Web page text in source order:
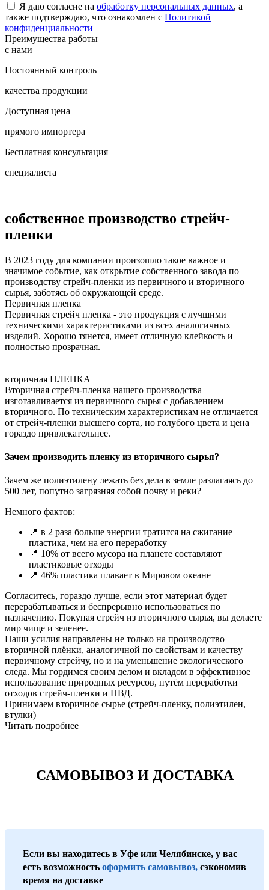
Я даю согласие на обработку персональных данных, а
также подтверждаю, что ознакомлен с Политикой
конфиденциальности
Преимущества работы
с нами
Постоянный контроль
качества продукции
Доступная цена
прямого импортера
Бесплатная консультация
специалиста
собственное производство стрейч-
пленки
В 2023 году для компании произошло такое важное и
значимое событие, как открытие собственного завода по
производству стрейч-пленки из первичного и вторичного
сырья, заботясь об окружающей среде.
Первичная пленка
Первичная стрейч пленка - это продукция с лучшими
техническими характеристиками из всех аналогичных
изделий. Хорошо тянется, имеет отличную клейкость и
полностью прозрачная.
вторичная ПЛЕНКА
Вторичная стрейч-пленка нашего производства
изготавливается из первичного сырья с добавлением
вторичного. По техническим характеристикам не отличается
от стрейч-пленки высшего сорта, но голубого цвета и цена
гораздо привлекательнее.
Зачем производить пленку из вторичного сырья?
Зачем же полиэтилену лежать без дела в земле разлагаясь до
500 лет, попутно загрязняя собой почву и реки?
Немного фактов:
📍 в 2 раза больше энергии тратится на сжигание
пластика, чем на его переработку
📍 10% от всего мусора на планете составляют
пластиковые отходы
📍 46% пластика плавает в Мировом океане
Согласитесь, гораздо лучше, если этот материал будет
перерабатываться и беспрерывно использоваться по
назначению. Покупая стрейч из вторичного сырья, вы делаете
мир чище и зеленее.
Наши усилия направлены не только на производство
вторичной плёнки, аналогичной по свойствам и качеству
первичному стрейчу, но и на уменьшение экологического
следа. Мы гордимся своим делом и вкладом в эффективное
использование природных ресурсов, путём переработки
отходов стрейч-пленки и ПВД.
Принимаем вторичное сырье (стрейч-пленку, полиэтилен,
втулки)
Читать подробнее
САМОВЫВОЗ И ДОСТАВКА
Если вы находитесь в Уфе или Челябинске, у вас
есть возможность оформить самовывоз, сэкономив
время на доставке